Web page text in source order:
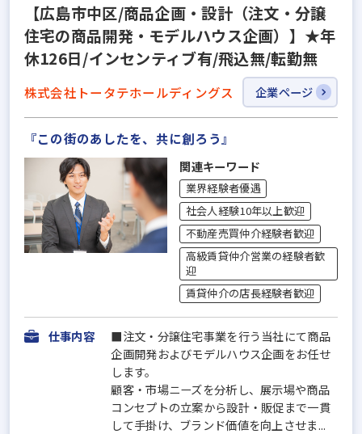
【広島市中区/商品企画・設計（注文・分譲
住宅の商品開発・モデルハウス企画）】★年
休126日/インセンティブ有/飛込無/転勤無
株式会社トータテホールディングス 企業ページ
『この街のあしたを、共に創ろう』
関連キーワード
業界経験者優遇
社会人経験10年以上歓迎
不動産売買仲介経験者歓迎
高級賃貸仲介営業の経験者歓
迎
賃貸仲介の店長経験者歓迎
仕事内容
■注文・分譲住宅事業を行う当社にて商品
企画開発およびモデルハウス企画をお任せ
します。
顧客・市場ニーズを分析し、展示場や商品
コンセプトの立案から設計・販促まで一貫
して手掛け、ブランド価値を向上させま...